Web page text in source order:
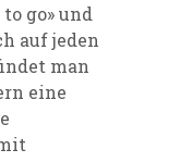
to go» und
auf jeden
man
eine